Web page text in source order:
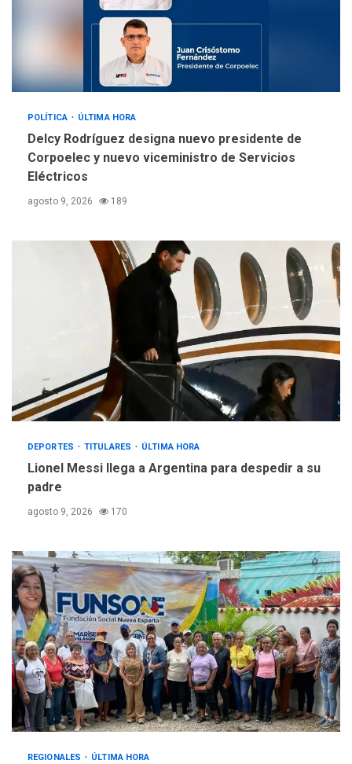
POLÍTICA ÚLTIMA HORA
Delcy Rodríguez designa nuevo presidente de
Corpoelec y nuevo viceministro de Servicios
Eléctricos
agosto 9, 2026 189
DEPORTES TITULARES ÚLTIMA HORA
Lionel Messi llega a Argentina para despedir a su
padre
agosto 9, 2026 170
REGIONALES ÚLTIMA HORA